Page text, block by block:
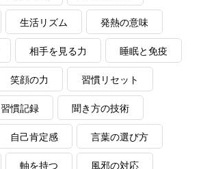
生活リズム 発熱の意味
相手を見る力 睡眠と免疫
笑顔の力 習慣リセット
習慣記録 聞き方の技術
自己肯定感 言葉の選び方
軸を持つ 風邪の対応